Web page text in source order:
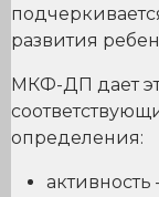
развития
МКФ-ДП дает
определения: